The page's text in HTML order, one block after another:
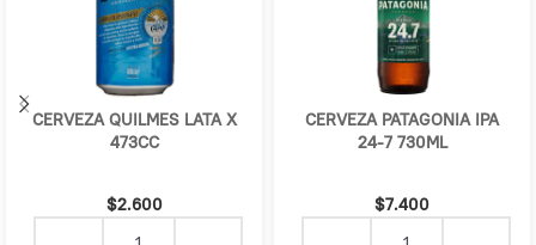
CERVEZA QUILMES LATA X
473CC
$2.600
CERVEZA PATAGONIA IPA
24-7 730ML
$7.400